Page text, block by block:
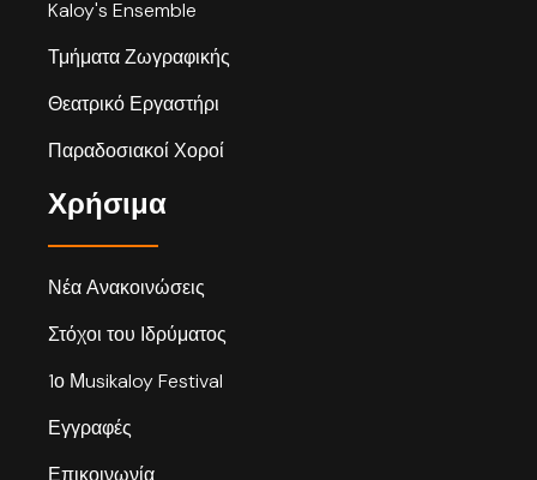
Kaloy's Ensemble
Τμήματα Ζωγραφικής
Θεατρικό Εργαστήρι
Παραδοσιακοί Χοροί
Χρήσιμα
Νέα Ανακοινώσεις
Στόχοι του Ιδρύματος
1ο Μusikaloy Festival
Εγγραφές
Επικοινωνία